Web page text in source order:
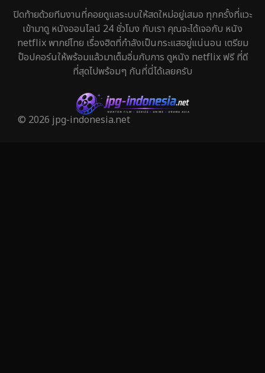
History ประวัติศาสตร์ 45
Holiday 1
Horror สยองขวัญ 325
Inspirational แรงบันดาลใจ
ปิดท้ายด้วยทีมงานที่คอยดูแลระบบให้สดใหม่อยู่เสมอ ทุกครั้งที่แวะ
เข้ามาดู หนังออนไลน์ 24 ชั่วโมง กับเรา คุณจะได้เจอกับ หนัง
netflix พากย์ไทย เรื่องฮิตที่กำลังเป็นกระแสอยู่แน่นอน เตรียม
ป๊อปคอร์นให้พร้อมแล้วมาเต็มอิ่มกับการ ดูหนัง netflix ฟรี ที่ดี
ที่สุดไปพร้อมๆ กันที่นี่ได้เลยครับ
© 2026 jpg-indonesia.net